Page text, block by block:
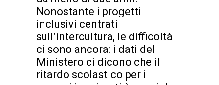
Nonostante i progetti
inclusivi centrati
sull’intercultura, le difficoltà
ci sono ancora: i dati del
Ministero ci dicono che il
ritardo scolastico per i